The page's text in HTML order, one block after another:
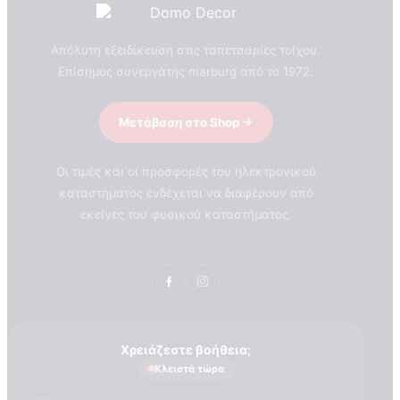
ΣΧΕΤΙΚΑ ΜΕ ΕΜΑΣ
Απόλυτη εξειδίκευση στις ταπετσαρίες τοίχου.
Επίσημος συνεργάτης marburg από το 1972.
Μετάβαση στο Shop
Οι τιμές και οι προσφορές του ηλεκτρονικού
καταστήματος ενδέχεται να διαφέρουν από
εκείνες του φυσικού καταστήματος.
Χρειάζεστε βοήθεια;
Κλειστά τώρα